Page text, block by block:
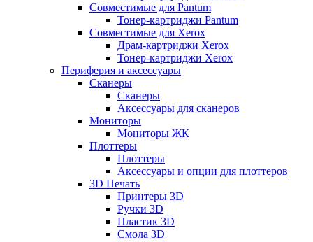
Совместимые для Pantum
Тонер-картриджи Pantum
Совместимые для Xerox
Драм-картриджи Xerox
Тонер-картриджи Xerox
Периферия и аксессуары
Сканеры
Сканеры
Аксессуары для сканеров
Мониторы
Мониторы ЖК
Плоттеры
Плоттеры
Аксессуары и опции для плоттеров
3D Печать
Принтеры 3D
Ручки 3D
Пластик 3D
Смола 3D